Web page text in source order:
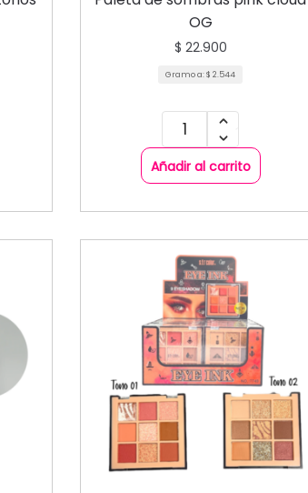
OG
$ 22.900
Gramo a:$ 2.544
Añadir al carrito